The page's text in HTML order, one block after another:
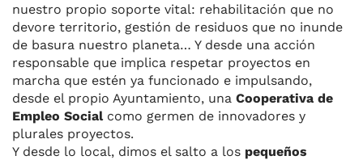
nuestro propio soporte vital: rehabilitación que no
devore territorio, gestión de residuos que no inunde
de basura nuestro planeta… Y desde una acción
responsable que implica respetar proyectos en
marcha que estén ya funcionado e impulsando,
desde el propio Ayuntamiento, una Cooperativa de
Empleo Socialcomo germen de innovadores y
plurales proyectos.
Y desde lo local, dimos el salto a los pequeños